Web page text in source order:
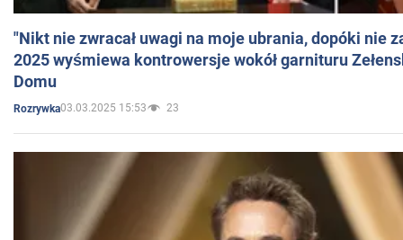
"Nikt nie zwracał uwagi na moje ubrania, dopóki nie
2025 wyśmiewa kontrowersje wokół garnituru
Domu
Rozrywka03.03.2025 15:53 23